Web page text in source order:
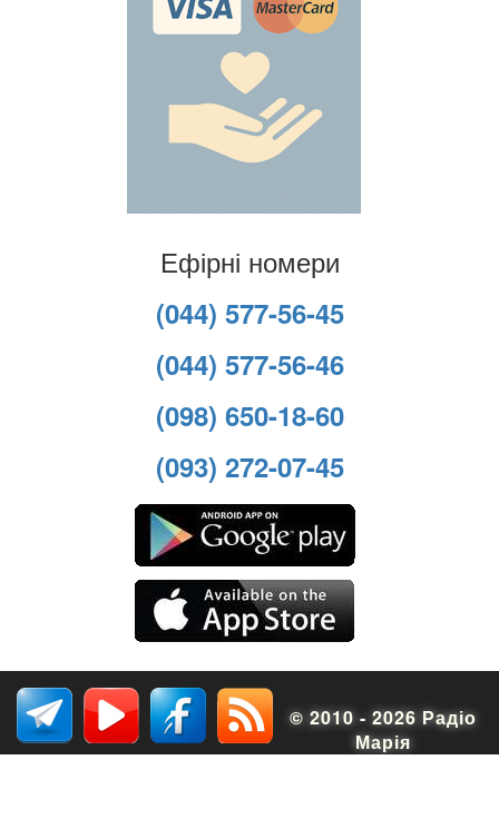
Ефірні номери
(044) 577-56-45
(044) 577-56-46
(098) 650-18-60
(093) 272-07-45
© 2010 - 2026 Радіо
Марія